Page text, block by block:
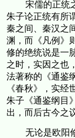
宋儒的正统
朱子论正统有所
秦之间、秦汉之
渊，而《凡例》
修的绝统说是一
之时，实因之也
法著称的《通鉴
《春秋》，实经
朱子《通鉴纲目
出，而后古今之
无论是欧阳